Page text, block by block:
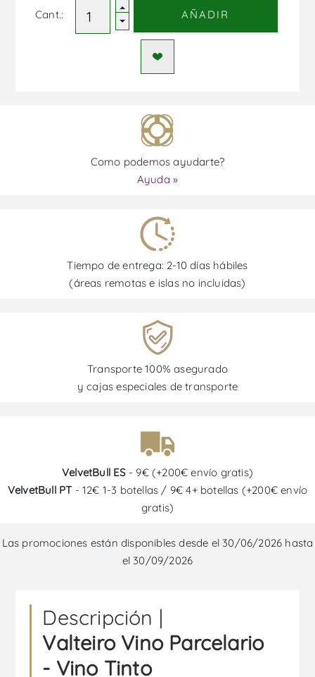
Cant.: AÑADIR
Como podemos ayudarte?
Ayuda »
Tiempo de entrega: 2-10 días hábiles
(áreas remotas e islas no incluidas)
Transporte 100% asegurado
y cajas especiales de transporte
VelvetBull ES- 9€ (+200€ envío gratis)
VelvetBull PT - 12€ 1-3 botellas / 9€ 4+ botellas (+200€ envío
gratis)
Las promociones están disponibles desde el 30/06/2026 hasta
el 30/09/2026
Descripción |
Valteiro Vino Parcelario
- Vino Tinto